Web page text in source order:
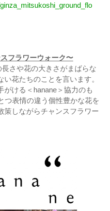
フラワーウォーク〜
さや花の大きさがまばらな
花たちのことを言います。
ける＜hanane＞協力のも
つ表情の違う個性豊かな花を
策しながらチャンスフラワー